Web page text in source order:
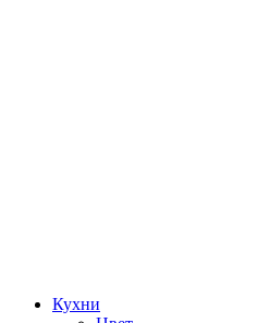
Кухни